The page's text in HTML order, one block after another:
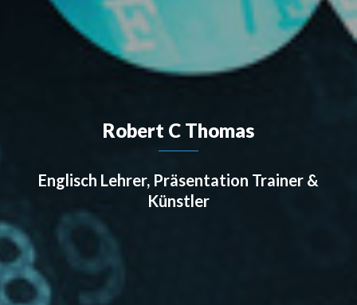
Robert C Thomas
Englisch Lehrer, Präsentation Trainer &
Künstler